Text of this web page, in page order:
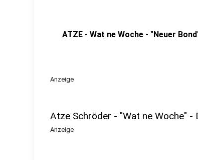
ATZE - Wat ne Woche - "Neuer
Anzeige
Atze Schröder - "Wat ne Woche" -
Anzeige